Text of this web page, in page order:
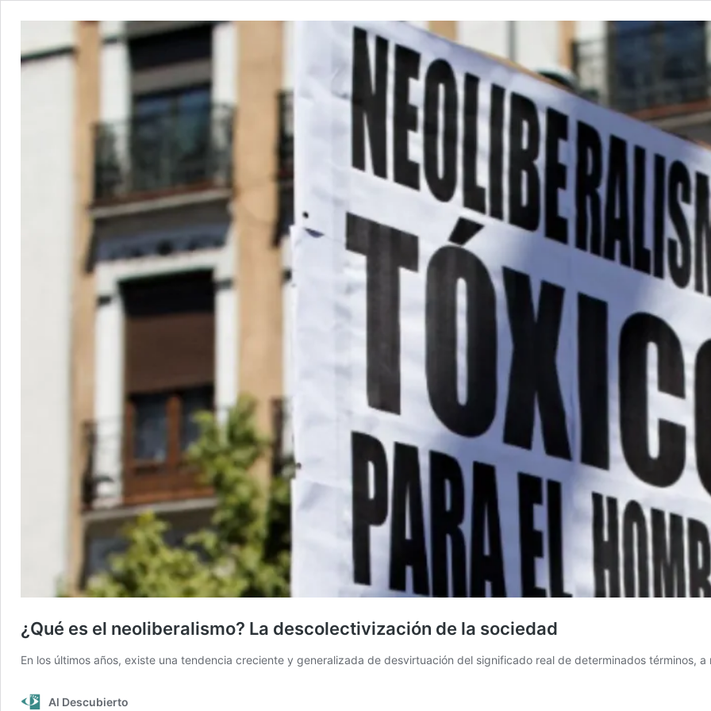
¿Qué es el neoliberalismo? La descolectivización de la sociedad
En los últimos años, existe una tendencia creciente y generalizada de desvirtuación del significado real de determinados términos, a
Al Descubierto